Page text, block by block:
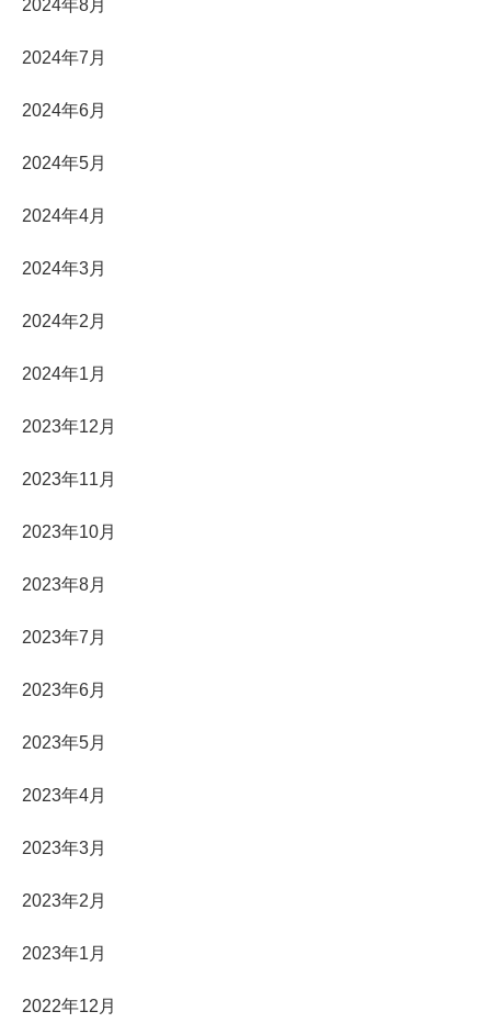
2024年8月
2024年7月
2024年6月
2024年5月
2024年4月
2024年3月
2024年2月
2024年1月
2023年12月
2023年11月
2023年10月
2023年8月
2023年7月
2023年6月
2023年5月
2023年4月
2023年3月
2023年2月
2023年1月
2022年12月